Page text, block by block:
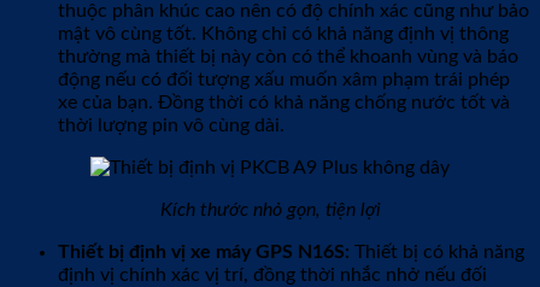
thuộc phân khúc cao nên có độ chính xác cũng như bảo
mật vô cùng tốt. Không chỉ có khả năng định vị thông
thường mà thiết bị này còn có thể khoanh vùng và báo
động nếu có đối tượng xấu muốn xâm phạm trái phép
xe của bạn. Đồng thời có khả năng chống nước tốt và
thời lượng pin vô cùng dài.
Kích thước nhỏ gọn, tiện lợi
Thiết bị định vị xe máy GPS N16S: Thiết bị có khả năng
định vị chính xác vị trí, đồng thời nhắc nhở nếu đối